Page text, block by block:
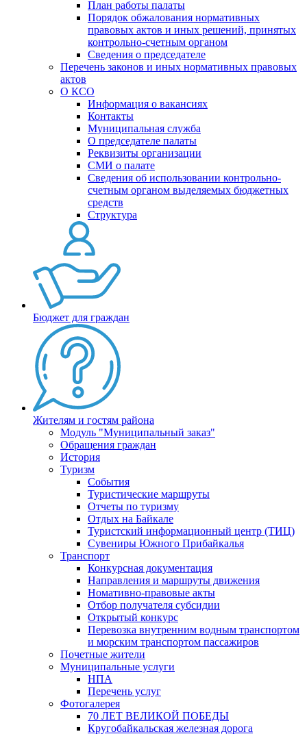
План работы палаты
Порядок обжалования нормативных
правовых актов и иных решений, принятых
контрольно-счетным органом
Сведения о председателе
Перечень законов и иных нормативных правовых
актов
О КСО
Информация о вакансиях
Контакты
Муниципальная служба
О председателе палаты
Реквизиты организации
СМИ о палате
Сведения об использовании контрольно-
счетным органом выделяемых бюджетных
средств
Структура
Бюджет для граждан
Жителям и гостям района
Модуль "Муниципальный заказ"
Обращения граждан
История
Туризм
События
Туристические маршруты
Отчеты по туризму
Отдых на Байкале
Туристский информационный центр (ТИЦ)
Сувениры Южного Прибайкалья
Транспорт
Конкурсная документация
Направления и маршруты движения
Номативно-правовые акты
Отбор получателя субсидии
Открытый конкурс
Перевозка внутренним водным транспортом
и морским транспортом пассажиров
Почетные жители
Муниципальные услуги
НПА
Перечень услуг
Фотогалерея
70 ЛЕТ ВЕЛИКОЙ ПОБЕДЫ
Кругобайкальская железная дорога